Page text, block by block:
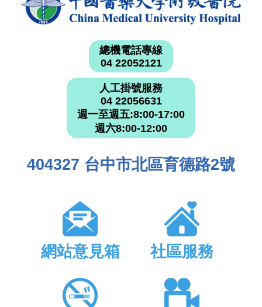
總機電話專線
04 22052121
人工掛號服務
04 22056631
週一至週五:8:00-17:00
週六8:00-12:00
404327 台中市北區育德路2號
網站意見箱 社區服務